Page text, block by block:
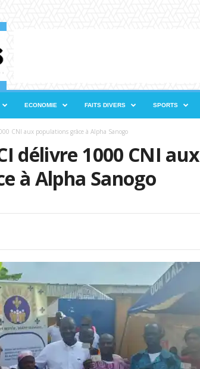
ECONOMIE FAITS DIVERS SPORTS
CNI aux populations grâce à Alpha Sanogo
délivre 1000 CNI aux
à Alpha Sanogo